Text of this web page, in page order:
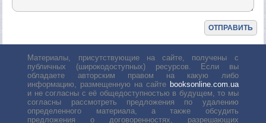
Материалы, присутствующие на сайте, получены с
публичных (широкодоступных) ресурсов. Если вы
обладаете авторским правом на какую либо
информацию, размещенную на сайте booksonline.com.ua
и не согласны с её общедоступностью в будущем, то мы
согласны рассмотреть предложения по удалению
определенного материала, а также обсудить
предложения о договоренностях, разрешающих